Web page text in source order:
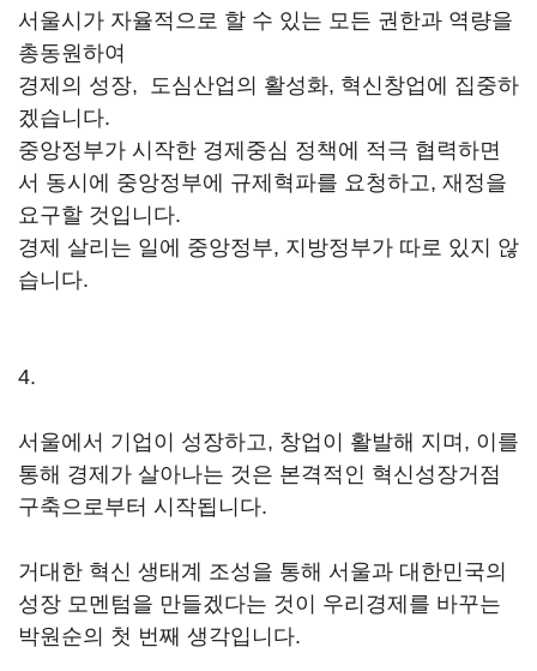
서울시가 자율적으로 할 수 있는 모든 권한과 역량을
총동원하여
경제의 성장, 도심산업의 활성화, 혁신창업에 집중하
겠습니다.
중앙정부가 시작한 경제중심 정책에 적극 협력하면
서 동시에 중앙정부에 규제혁파를 요청하고, 재정을
요구할 것입니다.
경제 살리는 일에 중앙정부, 지방정부가 따로 있지 않
습니다.
4.
서울에서 기업이 성장하고, 창업이 활발해 지며, 이를
통해 경제가 살아나는 것은 본격적인 혁신성장거점
구축으로부터 시작됩니다.
거대한 혁신 생태계 조성을 통해 서울과 대한민국의
성장 모멘텀을 만들겠다는 것이 우리경제를 바꾸는
박원순의 첫 번째 생각입니다.